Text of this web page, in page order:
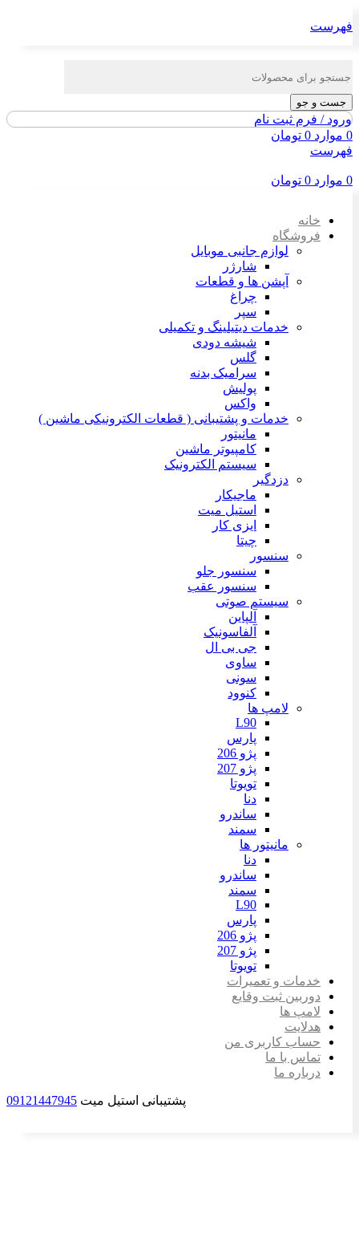
فهرست
جست و جو
ورود / فرم ثبت نام
0 موارد 0 تومان
فهرست
0 موارد 0 تومان
خانه
فروشگاه
لوازم جانبی موبایل
شارژر
آپشن ها و قطعات
چراغ
سپر
خدمات دیتیلینگ و تکمیلی
شیشه دودی
گلس
سرامیک بدنه
پولیش
واکس
خدمات و پشتیبانی ( قطعات الکترونیکی ماشین )
مانیتور
کامپیوتر ماشین
سیستم الکترونیک
دزدگیر
ماجیکار
استیل میت
ایزی کار
چیتا
سنسور
سنسور جلو
سنسور عقب
سیستم صوتی
آلپاین
آلفاسونیک
جی بی ال
ساوی
سونی
کنوود
لامپ ها
L90
پارس
پژو 206
پژو 207
تویوتا
دنا
ساندرو
سمند
مانیتور ها
دنا
ساندرو
سمند
L90
پارس
پژو 206
پژو 207
تویوتا
خدمات و تعمیرات
دوربین ثبت وقایع
لامپ ها
هدلایت
حساب کاربری من
تماس با ما
درباره ما
پشتیبانی استیل میت 09121447945